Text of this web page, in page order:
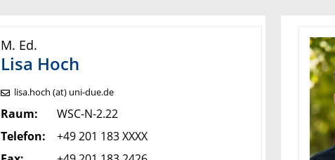
M. Ed.
Lisa Hoch
lisa.hoch (at) uni-due.de
Raum:
WSC-N-2.22
Telefon:
+49 201 183 XXXX